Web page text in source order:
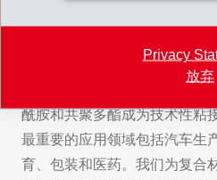
Privacy
放弃
酰胺和共聚多酯成为技术性粘
最重要的应用领域包括汽车生
育、包装和医药。我们为复合